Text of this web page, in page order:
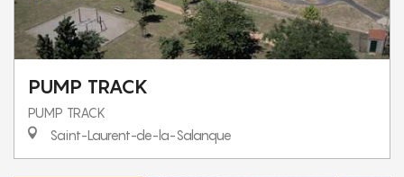
PUMP TRACK
PUMP TRACK
Saint-Laurent-de-la-Salanque